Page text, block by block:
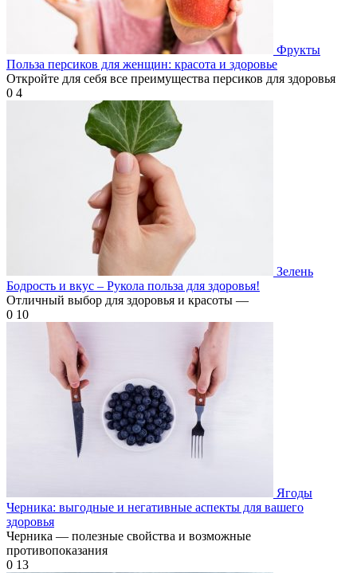
Фрукты
Польза персиков для женщин: красота и здоровье
Откройте для себя все преимущества персиков для здоровья
0 4
Зелень
Бодрость и вкус – Рукола польза для здоровья!
Отличный выбор для здоровья и красоты —
0 10
Ягоды
Черника: выгодные и негативные аспекты для вашего
здоровья
Черника — полезные свойства и возможные
противопоказания
0 13